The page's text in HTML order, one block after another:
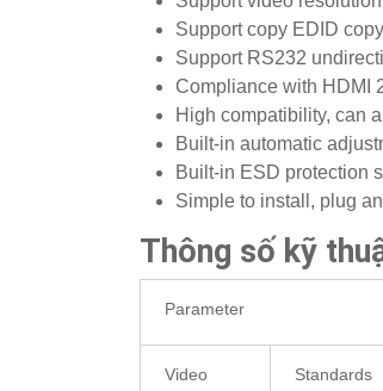
Support copy EDID
Support RS232
Compliance with HDMI
High compatibility, can
Built-in automatic
Built-in ESD protection
Simple to install, plug
Thông số kỹ
Parameter
Video Standards